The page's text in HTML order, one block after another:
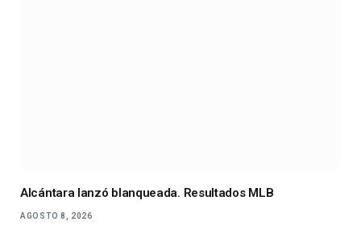
Alcántara lanzó blanqueada. Resultados MLB
AGOSTO 8, 2026